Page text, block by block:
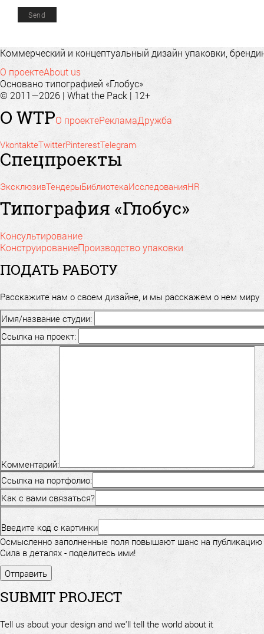
Коммерческий и концептуальный дизайн упаковки,
О проектеAbout us
Основано типографией «Глобус»
© 2011—2026 | What the Pack | 12+
О WTPО проектеРекламаДружба
VkontakteTwitterPinterestTelegram
Спецпроекты
ЭксклюзивТендерыБиблиотекаИсследованияHR
Типография «Глобус»
Консультирование
КонструированиеПроизводство упаковки
ПОДАТЬ РАБОТУ
Расскажите нам о своем дизайне, и мы расскажем о нем миру
Имя/название студии:
Ссылка на проект:
Комментарий:
Ссылка на портфолио:
Как с вами связаться?
Введите код с картинки
Осмысленно заполненные поля повышают шанс на публикацию
Сила в деталях - поделитесь ими!
SUBMIT PROJECT
Tell us about your design and we'll tell the world about it